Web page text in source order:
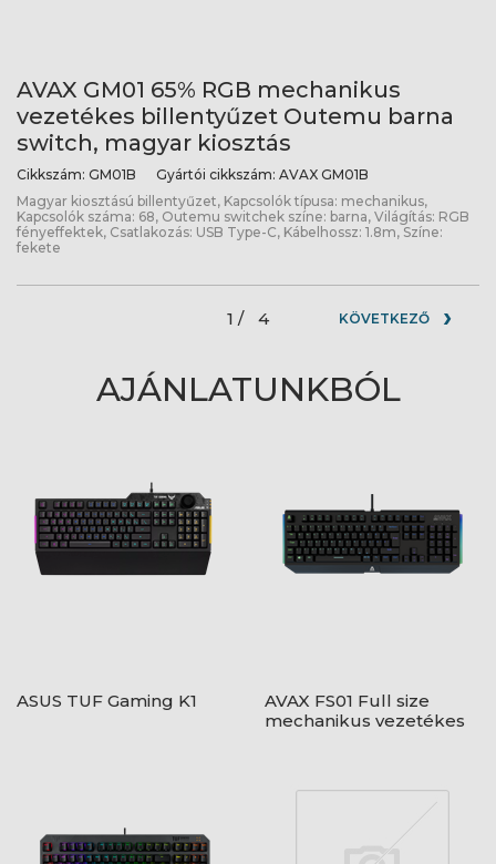
AVAX GM01 65% RGB mechanikus
vezetékes billentyűzet Outemu barna
switch, magyar kiosztás
Cikkszám: GM01B Gyártói cikkszám: AVAX GM01B
Magyar kiosztású billentyűzet, Kapcsolók típusa: mechanikus,
Kapcsolók száma: 68, Outemu switchek színe: barna, Világítás: RGB
fényeffektek, Csatlakozás: USB Type-C, Kábelhossz: 1.8m, Színe:
fekete
1 / 4 KÖVETKEZŐ
AJÁNLATUNKBÓL
ASUS TUF Gaming K1
AVAX FS01 Full size
mechanikus vezetékes